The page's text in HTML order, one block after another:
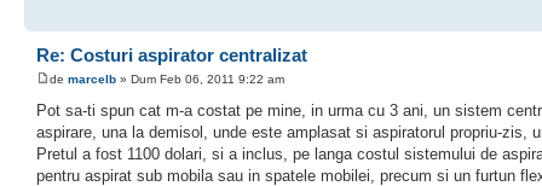
Re: Costuri aspirator centralizat
de marcelb » Dum Feb 06, 2011 9:22 am
Pot sa-ti spun cat m-a costat pe mine, in urma cu 3 ani, un sistem
aspirare, una la demisol, unde este amplasat si aspiratorul propriu-zis,
Pretul a fost 1100 dolari, si a inclus, pe langa costul sistemului de
pentru aspirat sub mobila sau in spatele mobilei, precum si un furtun